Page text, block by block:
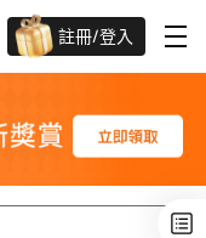
註冊/登入